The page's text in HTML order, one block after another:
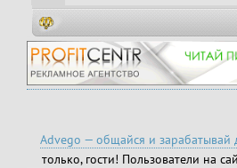
Advego — общайся и зарабатывай
только, гости! Пользователи на